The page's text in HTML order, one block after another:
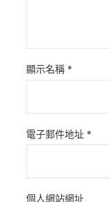
顯示名稱 *
電子郵件地址 *
個人網站網址